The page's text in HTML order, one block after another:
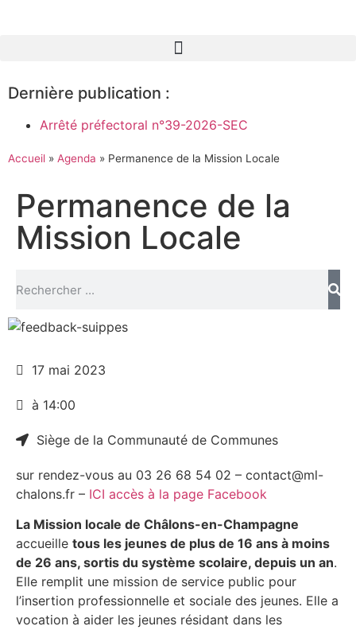
Dernière publication :
Arrêté préfectoral n°39-2026-SEC
Accueil » Agenda » Permanence de la Mission Locale
Permanence de la
Mission Locale
sur rendez-vous au 03 26 68 54 02 – contact@ml-
chalons.fr – ICI accès à la page Facebook
La Mission locale de Châlons-en-Champagne
accueille tous les jeunes de plus de 16 ans à moins
de 26 ans, sortis du système scolaire, depuis un an.
Elle remplit une mission de service public pour
l’insertion professionnelle et sociale des jeunes. Elle a
vocation à aider les jeunes résidant dans les
17 mai 2023
à 14:00
Siège de la Communauté de Communes